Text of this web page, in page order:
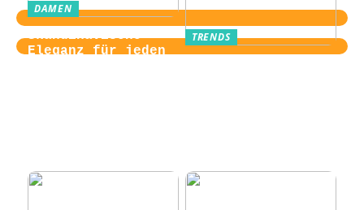
DAMEN
Skandinavische
Eleganz für jeden
TRENDS